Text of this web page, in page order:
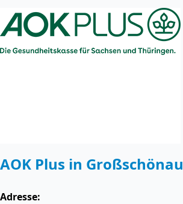
AOK Plus in Großschönau
Adresse: